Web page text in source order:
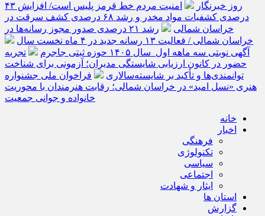
روز خبرنگار
امنیت مردم خط قرمز پلیس است/ افزایش ۴۳
درصدی کشفیات مواد مخدر و رشد ۶۸ درصدی کشف سرقت در
خراسان شمالی
رشد ۲۱ درصدی صدور مجوز رسانه‌ها در
خراسان شمالی / فعالیت ۱۳ رسانه جدید در ۴ ماه نخست سال
آگهی نوبتی سه ماهه اول سال ۱۴۰۵ حوزه ثبتی جاجرم
تجربه
حضور در کانون ارزیابی شایستگی مدیران؛ آزمونی برای شناخت
توانمندی‌ها و تأکید بر شایسته‌سالاری
فراخوان ملی جشنواره
هنری «نسل امید» در خراسان شمالی؛ رقابت هنرمندان با محوریت
خانواده و جوانی جمعیت
خانه
اخبار
فرهنگی
تکنولوژی
سیاسی
اجتماعی
ایثار و شهادت
استان ها
گزارش